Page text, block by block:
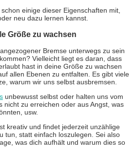
einige dieser Eigenschaften mit,
neu dazu lernen kannst.
Größe zu wachsen
Bremse unterwegs zu sein
Vielleicht liegt es daran, dass
hast in deine Größe zu wachsen
allen Ebenen zu entfalten. Es gibt viele
warum wir uns selbst ausbremsen.
unbewusst selbst oder halten uns vom
nicht zu erreichen oder aus Angst, was
usw.
kreativ und findet jederzeit unzählige
tun, statt einfach loszulegen. Sei also
was dich aufhält und warum dies so